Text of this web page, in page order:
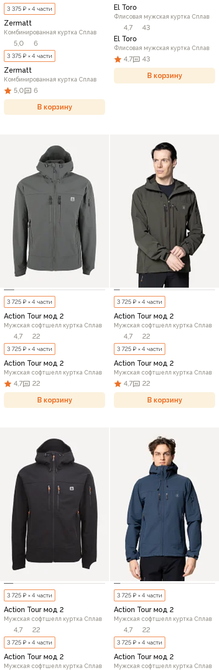
3 375 ₽ × 4 части
Zermatt
Комбинированная куртка Сплав
5,0 6
3 375 ₽ × 4 части
Zermatt
Комбинированная куртка Сплав
5,0 6
В корзину
El Toro
Флисовая мужская куртка Сплав
4,7
43
El Toro
Флисовая мужская куртка Сплав
4,7 43
В корзину
3 725 ₽ × 4 части
Action Tour мод 2
Мужская софтшелл куртка Сплав
4,7 22
3 725 ₽ × 4 части
Action Tour мод 2
Мужская софтшелл куртка Сплав
4,7 22
В корзину
3 725 ₽ × 4 части
Action Tour мод 2
Мужская софтшелл куртка Сплав
4,7 22
3 725 ₽ × 4 части
Action Tour мод 2
Мужская софтшелл куртка Сплав
4,7 22
В корзину
3 725 ₽ × 4 части
Action Tour мод 2
Мужская софтшелл куртка Сплав
4,7 22
3 725 ₽ × 4 части
Action Tour мод 2
Мужская софтшелл куртка Сплав
3 725 ₽ × 4 части
Action Tour мод 2
Мужская софтшелл куртка Сплав
4,7 22
3 725 ₽ × 4 части
Action Tour мод 2
Мужская софтшелл куртка Сплав